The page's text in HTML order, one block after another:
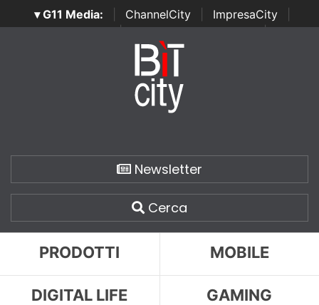
▾ G11 Media: ChannelCity ImpresaCity
SecurityOpenLab | Italian Channel Awards | Italian
Italian Security Awards
Newsletter
Cerca
PRODOTTI MOBILE
DIGITAL LIFE GAMING